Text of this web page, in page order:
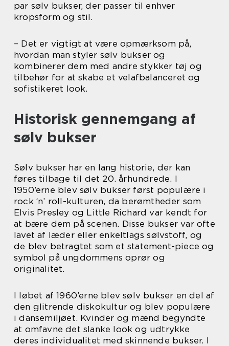
par sølv bukser, der passer til enhver
kropsform og stil.
– Det er vigtigt at være opmærksom på,
hvordan man styler sølv bukser og
kombinerer dem med andre stykker tøj og
tilbehør for at skabe et velafbalanceret og
sofistikeret look.
Historisk gennemgang af
sølv bukser
Sølv bukser har en lang historie, der kan
føres tilbage til det 20. århundrede. I
1950’erne blev sølv bukser først populære i
rock ‘n’ roll-kulturen, da berømtheder som
Elvis Presley og Little Richard var kendt for
at bære dem på scenen. Disse bukser var ofte
lavet af læder eller enkeltlags sølvstoff, og
de blev betragtet som et statement-piece og
symbol på ungdommens oprør og
originalitet.
I løbet af 1960’erne blev sølv bukser en del af
den glitrende diskokultur og blev populære
i dansemiljøet. Kvinder og mænd begyndte
at omfavne det slanke look og udtrykke
deres individualitet med skinnende bukser. I